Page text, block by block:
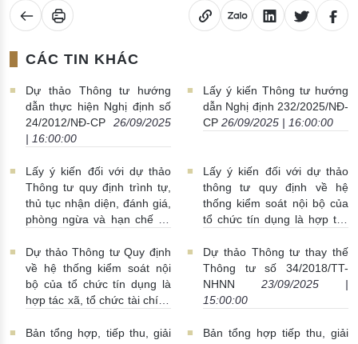
CÁC TIN KHÁC
Dự thảo Thông tư hướng
dẫn thực hiện Nghị định số
24/2012/NĐ-CP
26/09/2025
| 16:00:00
Lấy ý kiến Thông tư hướng
dẫn Nghị định 232/2025/NĐ-
CP 26/09/2025 | 16:00:00
Lấy ý kiến đối với dự thảo
Thông tư quy định trình tự,
thủ tục nhận diện, đánh giá,
phòng ngừa và hạn chế rủi
lĩnh vực tiền tệ, ngân hàng,
tài chính
25/09/2025 |
08:00:00
Lấy ý kiến đối với dự thảo
thông tư quy định về hệ
thống kiểm soát nội bộ của
tổ chức tín dụng là hợp tác
25/09/2025 | 08:00:00
Dự thảo Thông tư Quy định
về hệ thống kiểm soát nội
bộ của tổ chức tín dụng là
hợp tác xã, tổ chức tài chính
Dự thảo Thông tư thay thế
Thông tư số 34/2018/TT-
NHNN
23/09/2025 |
15:00:00
Bản tổng hợp, tiếp thu, giải
Bản tổng hợp tiếp thu, giải